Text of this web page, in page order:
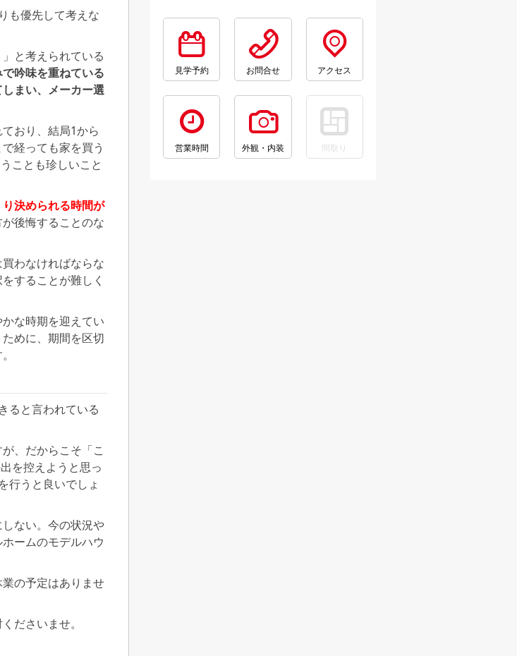
も優先して考えな
と考えられている
吟味を重ねている
まい、メーカー選
おり、結局1から
経っても家を買う
ことも珍しいこと
決められる時間が
後悔することのな
わなければならな
することが難しく
な時期を迎えてい
めに、期間を区切
ると言われている
、だからこそ「こ
を控えようと思っ
行うと良いでしょ
ない。今の状況や
ームのモデルハウ
の予定はありませ
ださいませ。
見学予約 お問合せ アクセス
営業時間 外観・内装 間取り